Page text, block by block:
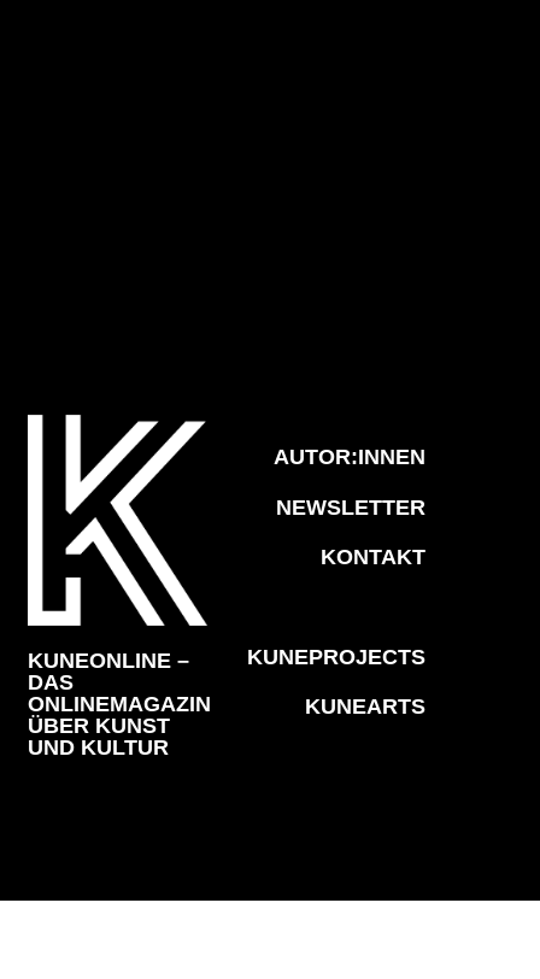
KUNEONLINE –
DAS
ONLINEMAGAZIN
ÜBER KUNST
UND KULTUR
AUTOR:INNEN
NEWSLETTER
KONTAKT
KUNEPROJECTS
KUNEARTS